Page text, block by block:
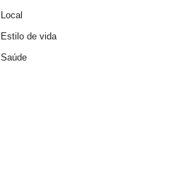
Local
Estilo de vida
Saúde